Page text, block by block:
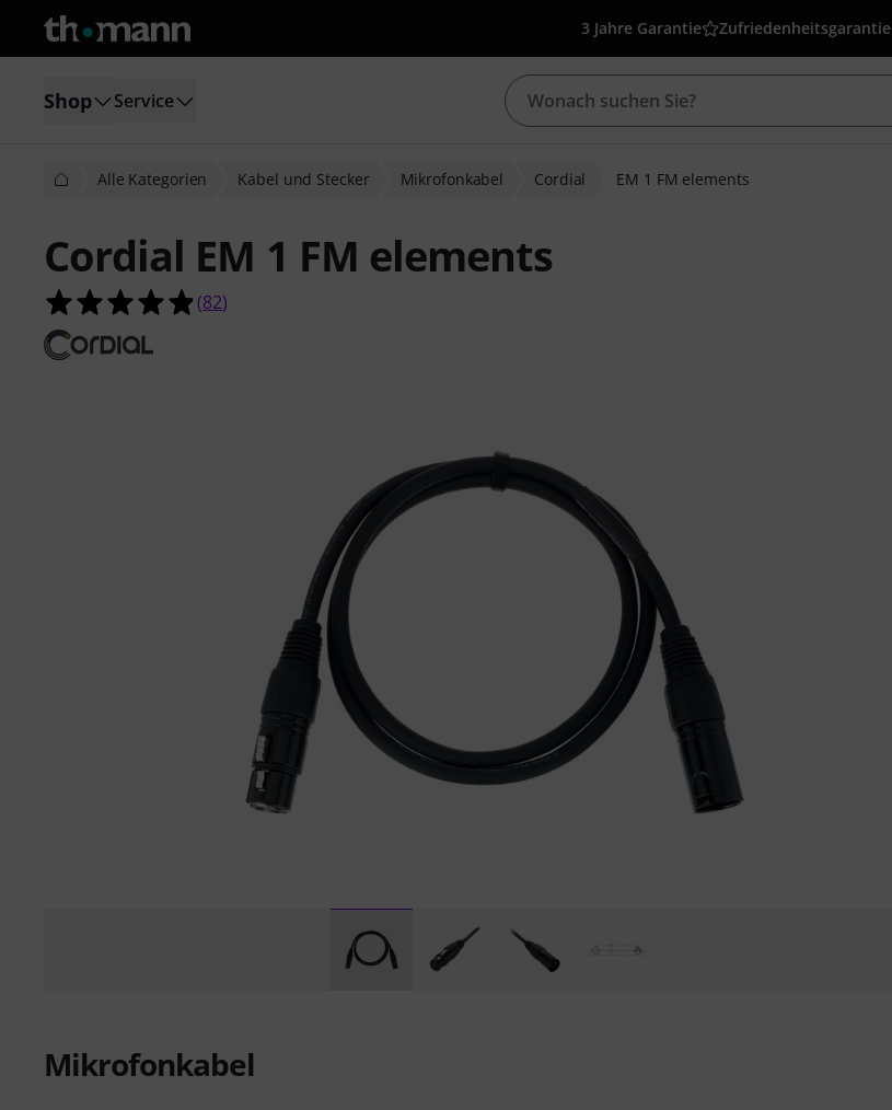
3 Jahre Garantie Zufriedenheitsgarantie
Shop Service
Alle Kategorien Kabel und Stecker Mikrofonkabel Cordial EM 1 FM elements
Cordial EM 1 FM elements
4.8 von 5 Sternen aus 82 Kundenbewertungen
(82)
Mikrofonkabel